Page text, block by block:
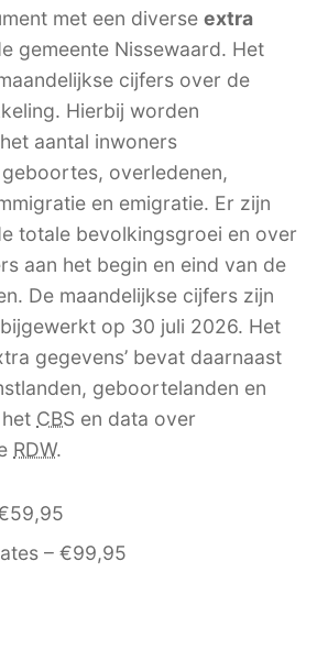
met een diverse extra
gemeente Nissewaard. Het
cijfers over de
Hierbij worden
aantal inwoners
overledenen,
en emigratie. Er zijn
totale bevolkingsgroei en over
aan het begin en eind van de
De maandelijkse cijfers zijn
op 30 juli 2026. Het
gegevens’ bevat daarnaast
geboortelanden en
CBS en data over
RDW.
– €99,95